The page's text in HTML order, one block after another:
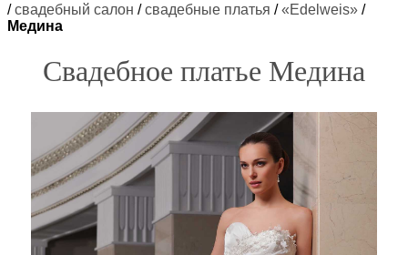
/свадебный салон /свадебные платья /«Edelweis» /
Медина
Свадебное платье Медина